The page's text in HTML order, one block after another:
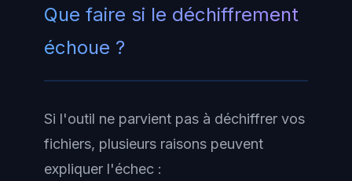
Que faire si le déchiffrement
échoue ?
Si l'outil ne parvient pas à déchiffrer vos
fichiers, plusieurs raisons peuvent
expliquer l'échec :